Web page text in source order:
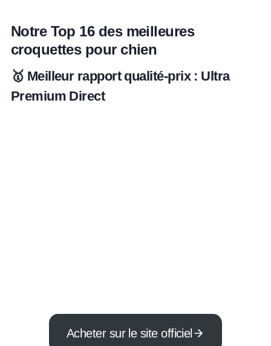
Notre Top 16 des meilleures
croquettes pour chien
🥇 Meilleur rapport qualité-prix : Ultra
Premium Direct
Acheter sur le site officiel